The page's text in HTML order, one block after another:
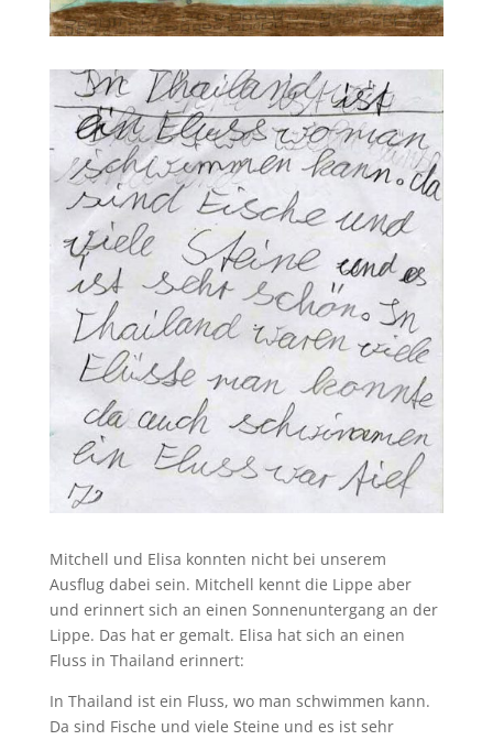
Mitchell und Elisa konnten nicht bei unserem
Ausflug dabei sein. Mitchell kennt die Lippe aber
und erinnert sich an einen Sonnenuntergang an der
Lippe. Das hat er gemalt. Elisa hat sich an einen
Fluss in Thailand erinnert:
In Thailand ist ein Fluss, wo man schwimmen kann.
Da sind Fische und viele Steine und es ist sehr